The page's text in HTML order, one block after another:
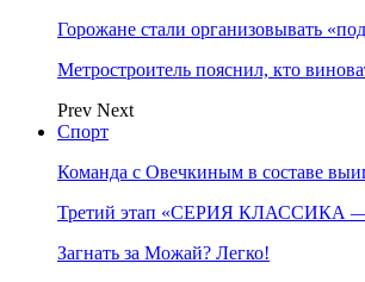
Горожане стали организовывать
Метростроитель пояснил, кто
Prev Next
Спорт
Команда с Овечкиным в составе
Третий этап «СЕРИЯ КЛАССИКА —
Загнать за Можай? Легко!